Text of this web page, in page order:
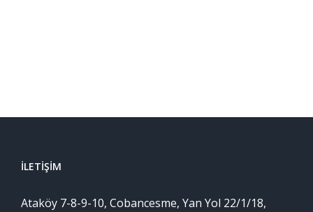
İLETIŞIM
Ataköy 7-8-9-10, Cobancesme, Yan Yol 22/1/18,